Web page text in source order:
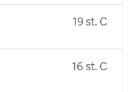
19 st. C
16 st. C